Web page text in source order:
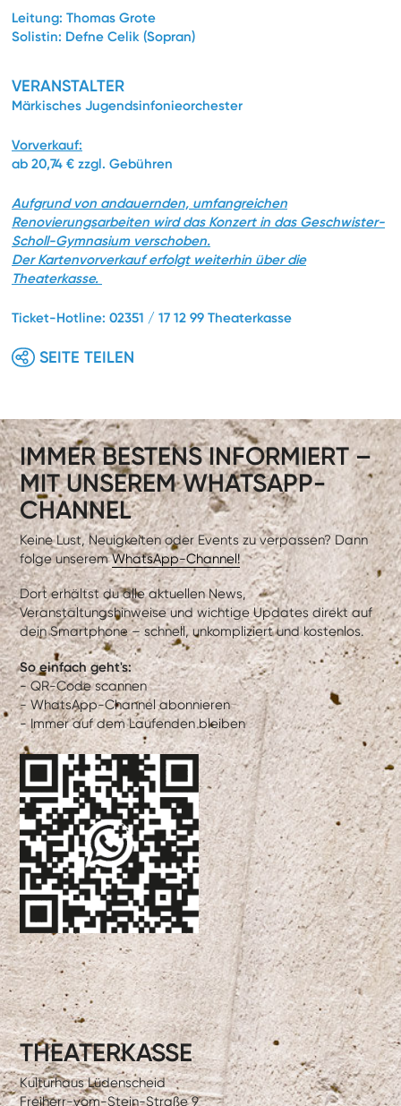
Leitung: Thomas Grote
Solistin: Defne Celik (Sopran)
VERANSTALTER
Märkisches Jugendsinfonieorchester
Vorverkauf:
ab 20,74 € zzgl. Gebühren
Aufgrund von andauernden, umfangreichen
Renovierungsarbeiten wird das Konzert in das Geschwister-
Scholl-Gymnasium verschoben.
Der Kartenvorverkauf erfolgt weiterhin über die
Theaterkasse.
Ticket-Hotline: 02351 / 17 12 99 Theaterkasse
SEITE TEILEN
IMMER BESTENS INFORMIERT –
MIT UNSEREM WHATSAPP-
CHANNEL
Keine Lust, Neuigkeiten oder Events zu verpassen? Dann
folge unseremWhatsApp-Channel!
Dort erhältst du alle aktuellen News,
Veranstaltungshinweise und wichtige Updates direkt auf
dein Smartphone – schnell, unkompliziert und kostenlos.
So einfach geht's:
- QR-Code scannen
- WhatsApp-Channel abonnieren
- Immer auf dem Laufenden bleiben
THEATERKASSE
Kulturhaus Lüdenscheid
Freiherr-vom-Stein-Straße 9